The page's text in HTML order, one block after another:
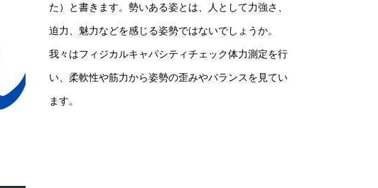
た）と書きます。勢いある姿とは、人として力強さ、
迫力、魅力などを感じる姿勢ではないでしょうか。
我々はフィジカルキャパシティチェック体力測定を行
い、柔軟性や筋力から姿勢の歪みやバランスを見てい
ます。